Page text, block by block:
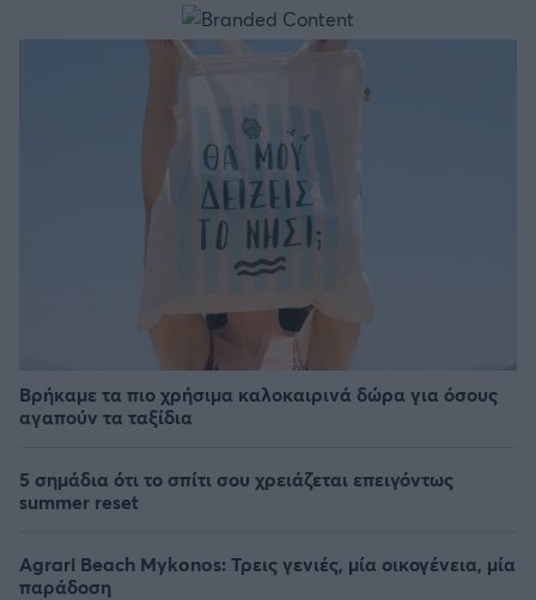
Βρήκαμε τα πιο χρήσιμα καλοκαιρινά δώρα για όσους
αγαπούν τα ταξίδια
5 σημάδια ότι το σπίτι σου χρειάζεται επειγόντως
summer reset
Agrari Beach Mykonos: Τρεις γενιές, μία οικογένεια, μία
παράδοση